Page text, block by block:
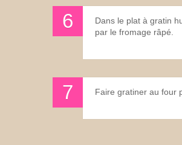
Dans le plat à gratin
par le fromage râpé.
Faire gratiner au four